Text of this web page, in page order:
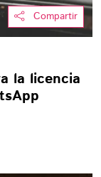
Compartir
la licencia